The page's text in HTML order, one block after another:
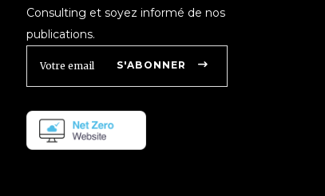
Consulting et soyez informé de nos
publications.
S'ABONNER